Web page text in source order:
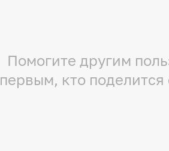
Помогите другим
первым, кто